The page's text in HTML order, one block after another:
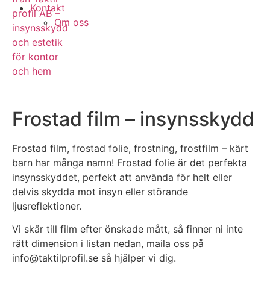
Kontakt
Om oss
Frostad film – insynsskydd
Frostad film, frostad folie, frostning, frostfilm – kärt
barn har många namn! Frostad folie är det perfekta
insynsskyddet, perfekt att använda för helt eller
delvis skydda mot insyn eller störande
ljusreflektioner.
Vi skär till film efter önskade mått, så finner ni inte
rätt dimension i listan nedan, maila oss på
info@taktilprofil.se så hjälper vi dig.